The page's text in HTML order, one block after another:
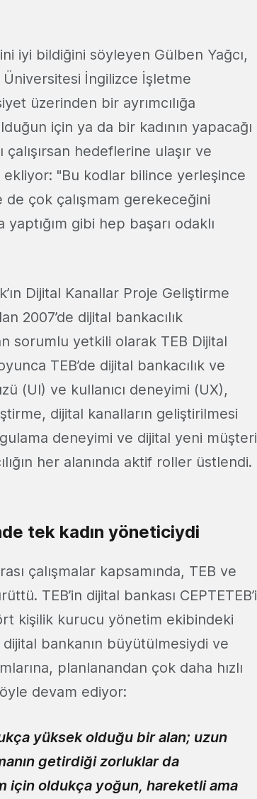
iyi bildiğini söyleyen Gülben Yağcı,
İngilizce İşletme
üzerinden bir ayrımcılığa
için ya da bir kadının yapacağı
çalışırsan hedeflerine ulaşır ve
ekliyor: "Bu kodlar bilince yerleşince
çok çalışmam gerekeceğini
gibi hep başarı odaklı
Dijital Kanallar Proje Geliştirme
2007’de dijital bankacılık
sorumlu yetkili olarak TEB Dijital
TEB’de dijital bankacılık ve
(UI) ve kullanıcı deneyimi (UX),
dijital kanalların geliştirilmesi
deneyimi ve dijital yeni müşteri
her alanında aktif roller üstlendi.
tek kadın yöneticiydi
çalışmalar kapsamında, TEB ve
TEB’in dijital bankası CEPTETEB’i
kişilik kurucu yönetim ekibindeki
bankanın büyütülmesiydi ve
planlanandan çok daha hızlı
devam ediyor:
yüksek olduğu bir alan; uzun
getirdiği zorluklar da
için oldukça yoğun, hareketli ama